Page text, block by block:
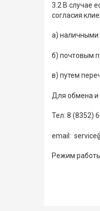
3.2 В случае
согласия
а) наличными
б) почтовым
в) путем
Для обмена и
Тел: 8 (8352)
email:
Режим